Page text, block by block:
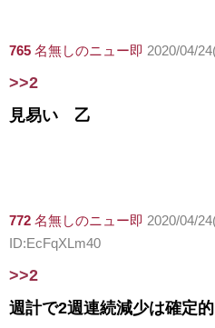
765 名無しのニュー即 2020/04/
>>2
見易い 乙
772 名無しのニュー即 2020/04/
ID:EcFqXLm40
>>2
週計で2週連続減少は確定的